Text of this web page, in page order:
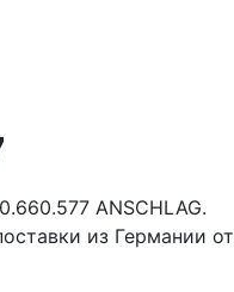
ANSCHLAG.
из Германии от